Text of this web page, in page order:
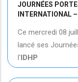
JOURNÉES
INTERNATIONAL
Ce mercredi 08
lancé ses
l'IDHP